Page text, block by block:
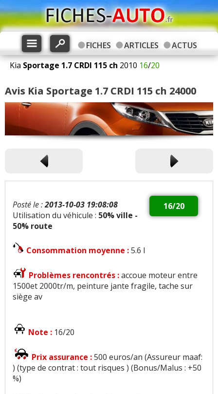
FICHES ARTICLES
ACTUS
Kia Sportage 1.7 CRDI 115 ch 2010 16/20
Avis Kia Sportage 1.7 CRDI 115 ch 24000
16/20
Posté le :2013-10-03 19:08:08
Utilisation du véhicule : 50% ville -
50% route
Consommation moyenne :5.6 l
Problèmes rencontrés :accoue moteur entre
1500et 2000tr/m, peinture jante fragile, tache sur
siège av
Note : 16/20
Prix assurance :500 euros/an (Assureur maaf:
) (type de contrat : tout risques ) (Bonus/Malus : +50
%)